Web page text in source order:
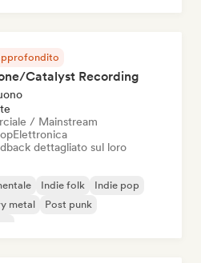
Catalyst Recording
/ Mainstream
Elettronica
dettagliato sul loro
Indie folk
Indie pop
metal
Post punk